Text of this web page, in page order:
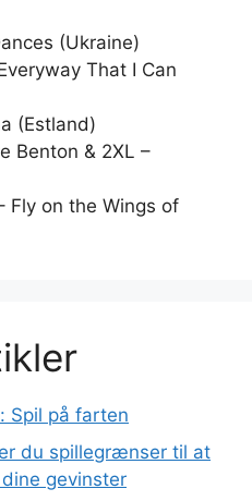
(Ukraine)
That I Can
(Estland)
Benton & 2XL –
Fly on the Wings of
Spil på farten
du spillegrænser til at
gevinster